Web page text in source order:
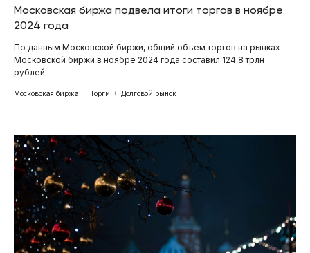
Московская биржа подвела итоги торгов в ноябре
2024 года
По данным Московской биржи, общий объем торгов на рынках
Московской биржи в ноябре 2024 года составил 124,8 трлн
рублей.
Московская биржа Торги Долговой рынок